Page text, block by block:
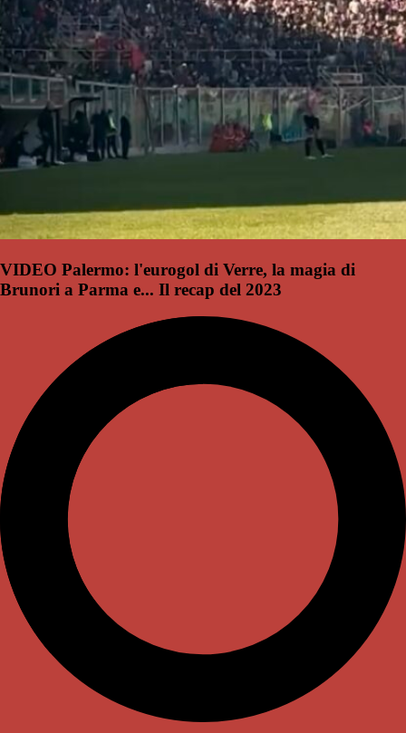
VIDEO Palermo: l'eurogol di Verre, la magia di
Brunori a Parma e... Il recap del 2023